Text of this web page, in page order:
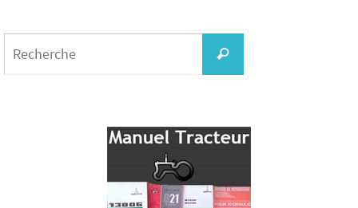
Recherche